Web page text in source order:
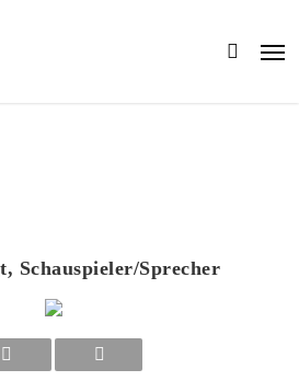
search
Schauspieler/Sprecher